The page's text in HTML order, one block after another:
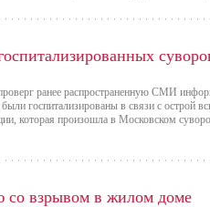
ранее распространенную СМИ
госпитализированы в связи с острой
которая произошла в Московском
со взрывом в жилом доме